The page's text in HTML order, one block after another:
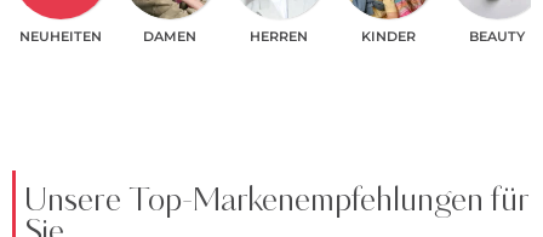
NEUHEITEN DAMEN HERREN KINDER BEAUTY
Unsere Top-Markenempfehlungen für